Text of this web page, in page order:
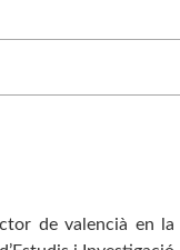
de valencià en la